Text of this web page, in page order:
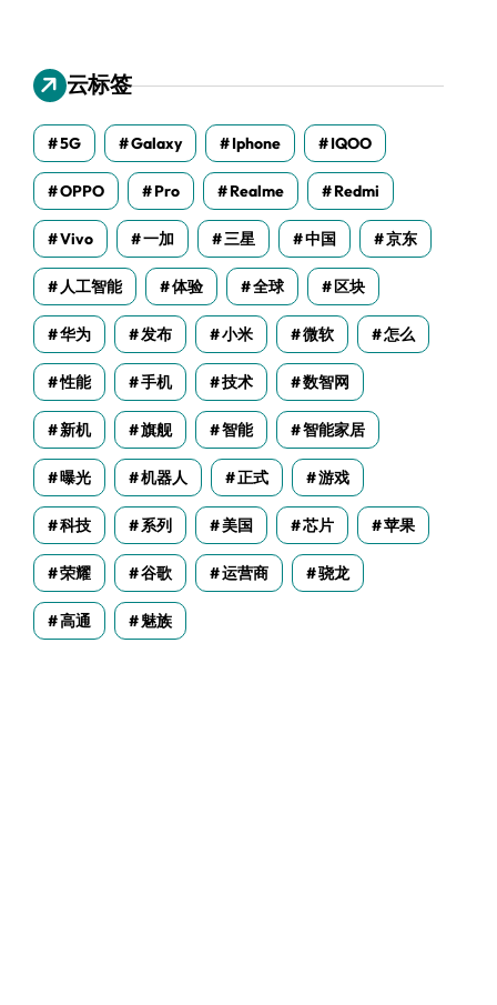
云标签
5G Galaxy Iphone IQOO
OPPO Pro Realme Redmi
Vivo 一加 三星 中国 京东
人工智能 体验 全球 区块
华为 发布 小米 微软 怎么
性能 手机 技术 数智网
新机 旗舰 智能 智能家居
曝光 机器人 正式 游戏
科技 系列 美国 芯片 苹果
荣耀 谷歌 运营商 骁龙
高通 魅族